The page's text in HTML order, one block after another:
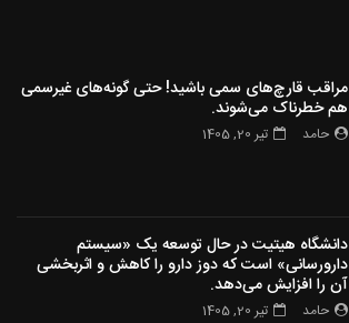
مراقب قارچ‌های سمی باشید! حتی گونه‌های غیرسمی
هم خطرناک می‌شوند.
حامد تیر 20, 1405
دانشگاه هیتیت در حال توسعه یک «سیستم
دارورسانی» است که دوز دارو را کاهش و اثربخشی
آن را افزایش می‌دهد.
حامد تیر 20, 1405